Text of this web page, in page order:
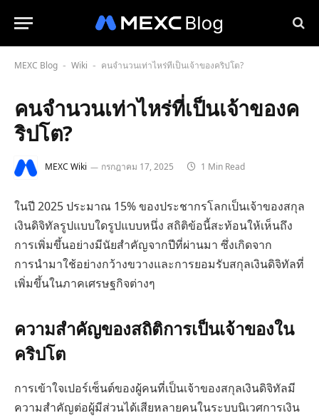
MEXC Blog - Wiki - คนจำนวนเท่าไหร่ที่เป็นเจ้าของคริปโต?
คนจำนวนเท่าไหร่ที่เป็นเจ้าของค
ริปโต?
MEXC Wiki กรกฎาคม 17, 2025 1 Min Read
ในปี 2025 ประมาณ 15% ของประชากรโลกเป็นเจ้าของสกุล
เงินดิจิทัลรูปแบบใดรูปแบบหนึ่ง สถิติข้อนี้สะท้อนให้เห็นถึง
การเพิ่มขึ้นอย่างมีนัยสำคัญจากปีที่ผ่านมา ซึ่งเกิดจาก
การนำมาใช้อย่างกว้างขวางและการยอมรับสกุลเงินดิจิทัลที่
เพิ่มขึ้นในภาคเศรษฐกิจต่างๆ
ความสำคัญของสถิติการเป็นเจ้าของใน
คริปโต
การเข้าใจเปอร์เซ็นต์ของผู้คนที่เป็นเจ้าของสกุลเงินดิจิทัลมี
ความสำคัญต่อผู้มีส่วนได้เสียหลายคนในระบบนิเวศการเงิน